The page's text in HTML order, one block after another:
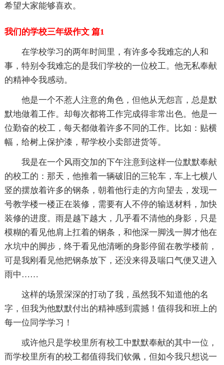
希望大家能够喜欢。
我们的学校三年级作文 篇1
在学校学习的两年时间里，有许多令我难忘的人和
事，特别令我难忘的是我们学校的一位校工。他无私奉献
的精神令我感动。
他是一个不惹人注意的角色，但他从无怨言，总是默
默地做着工作。却每次都将工作完成得非常出色。他是一
位勤奋的校工，每天都做着许多不同的工作。比如：贴横
幅，给树上保护漆，帮学校小卖部进货等。
我是在一个风雨交加的下午注意到这样一位默默奉献
的校工的：那天，他推着一辆破旧的三轮车，车上七横八
竖的摆放着许多的钢条，朝着他行走的方向望去，发现一
号教学楼一楼正在装修，需要有人不停的输送材料，加快
装修的进度。雨是越下越大，几乎看不清他的身影，只是
模糊的看见他肩上扛着的钢条，和他深一脚浅一脚才他在
水坑中的脚步，终于看见他清晰的身影停留在教学楼前，
可是我刚看见他把钢条放下，还没来得及喘口气便又进入
雨中……
这样的场景深深的打动了我，虽然我不知道他的名
字，但我为他默默付出的精神感到震撼！值得我和班上的
每一位同学学习！
或许他只是学校里所有校工中默默奉献的其中一位，
而学校里所有的校工都值得我们钦佩，但如今我只想说一